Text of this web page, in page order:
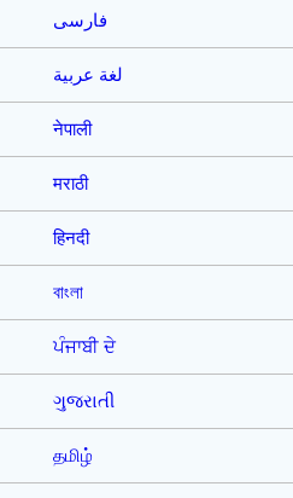
فارسی
لغة عربية
नेपाली
मराठी
हिनदी
বাংলা
ਪੰਜਾਬੀ ਦੇ
ગુજરાતી
தமிழ்